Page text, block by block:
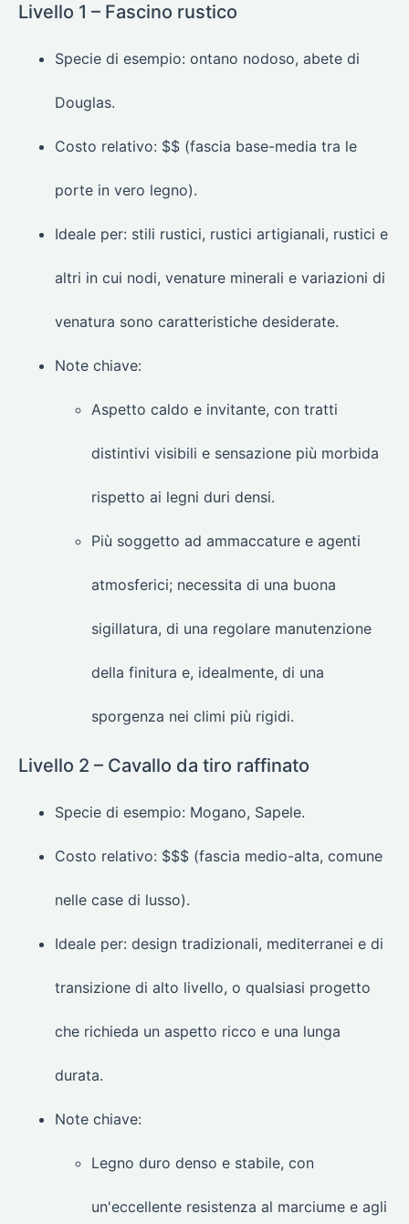
Livello 1 – Fascino rustico
Specie di esempio: ontano nodoso, abete di
Douglas.
Costo relativo: $$ (fascia base-media tra le
porte in vero legno).
Ideale per: stili rustici, rustici artigianali, rustici e
altri in cui nodi, venature minerali e variazioni di
venatura sono caratteristiche desiderate.
Note chiave:
Aspetto caldo e invitante, con tratti
distintivi visibili e sensazione più morbida
rispetto ai legni duri densi.
Più soggetto ad ammaccature e agenti
atmosferici; necessita di una buona
sigillatura, di una regolare manutenzione
della finitura e, idealmente, di una
sporgenza nei climi più rigidi.
Livello 2 – Cavallo da tiro raffinato
Specie di esempio: Mogano, Sapele.
Costo relativo: $$$ (fascia medio-alta, comune
nelle case di lusso).
Ideale per: design tradizionali, mediterranei e di
transizione di alto livello, o qualsiasi progetto
che richieda un aspetto ricco e una lunga
durata.
Note chiave:
Legno duro denso e stabile, con
un'eccellente resistenza al marciume e agli